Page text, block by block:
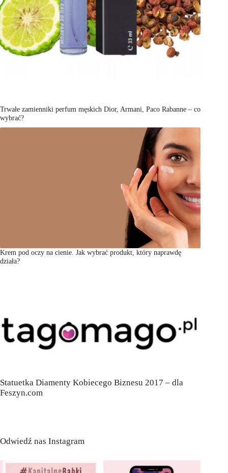
Trwałe zamienniki perfum męskich Dior, Armani, Paco Rabanne – co
wybrać?
Krem pod oczy na cienie. Jak wybrać produkt, który naprawdę
działa?
Statuetka Diamenty Kobiecego Biznesu 2017 – dla
Feszyn.com
Odwiedź nas Instagram